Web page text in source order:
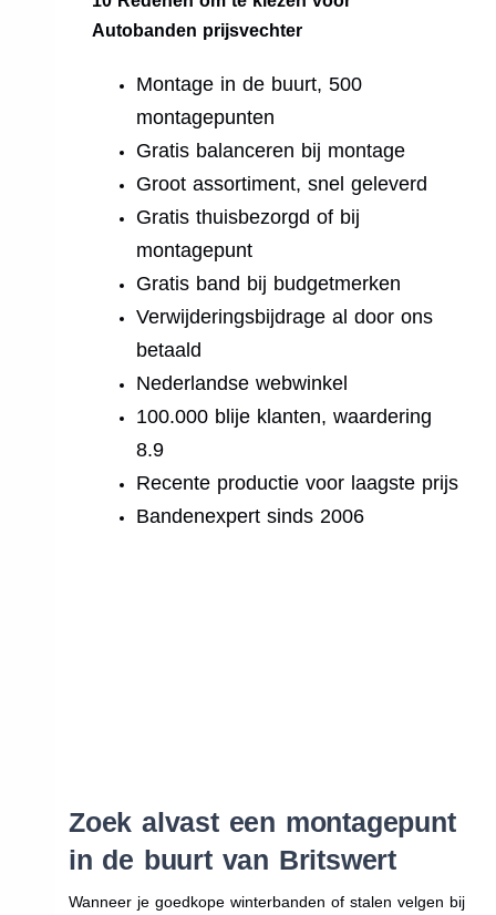
Autobanden prijsvechter
Montage in de buurt, 500
montagepunten
Gratis balanceren bij montage
Groot assortiment, snel geleverd
Gratis thuisbezorgd of bij
montagepunt
Gratis band bij budgetmerken
Verwijderingsbijdrage al door ons
betaald
Nederlandse webwinkel
100.000 blije klanten, waardering
8.9
Recente productie voor laagste prijs
Bandenexpert sinds 2006
Zoek alvast een montagepunt
in de buurt van Britswert
Wanneer je goedkope winterbanden of stalen velgen bij